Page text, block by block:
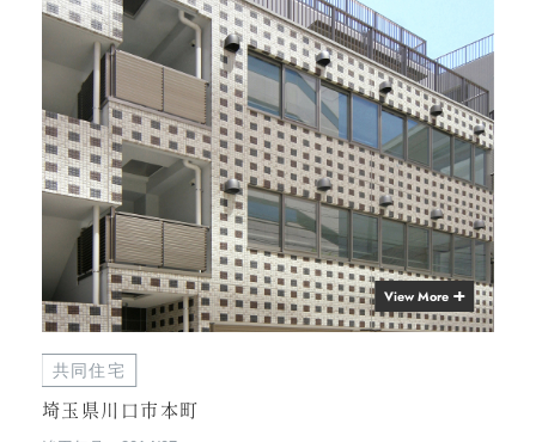
View More
共同住宅
埼玉県川口市本町